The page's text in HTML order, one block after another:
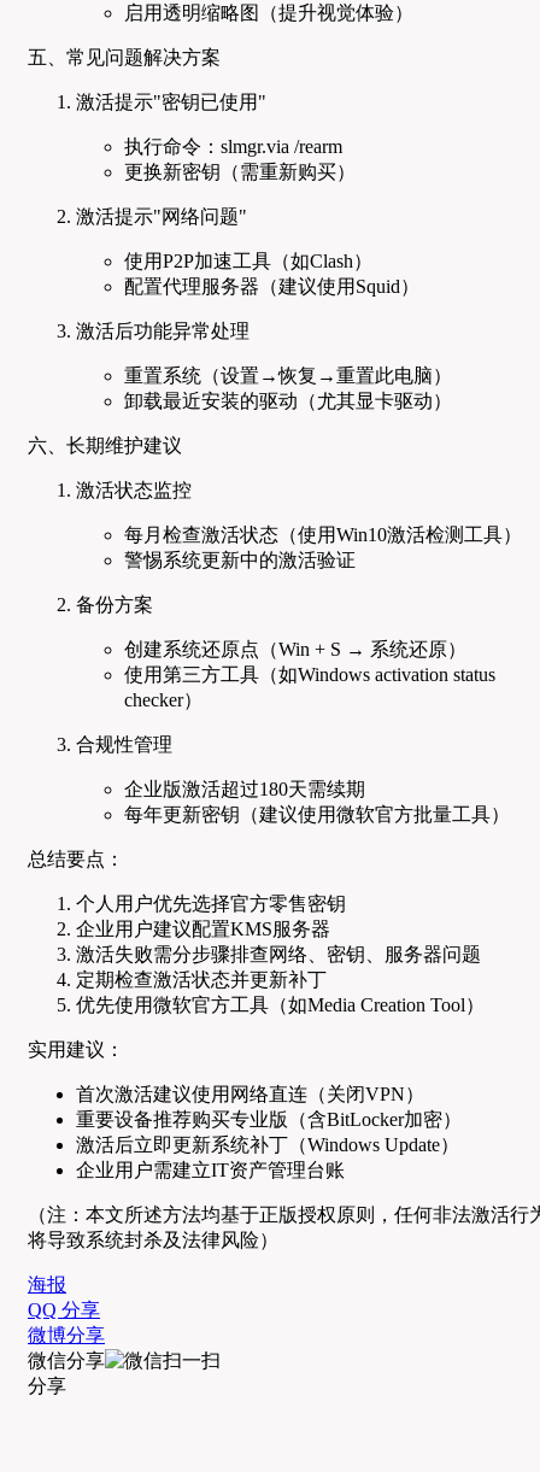
启用透明缩略图（提升视觉体验）
五、常见问题解决方案
激活提示"密钥已使用"
执行命令：slmgr.via /rearm
更换新密钥（需重新购买）
激活提示"网络问题"
使用P2P加速工具（如Clash）
配置代理服务器（建议使用Squid）
激活后功能异常处理
重置系统（设置→恢复→重置此电脑）
卸载最近安装的驱动（尤其显卡驱动）
六、长期维护建议
激活状态监控
每月检查激活状态（使用Win10激活检测工具）
警惕系统更新中的激活验证
备份方案
创建系统还原点（Win + S → 系统还原）
使用第三方工具（如Windows activation status
checker）
合规性管理
企业版激活超过180天需续期
每年更新密钥（建议使用微软官方批量工具）
总结要点：
个人用户优先选择官方零售密钥
企业用户建议配置KMS服务器
激活失败需分步骤排查网络、密钥、服务器问题
定期检查激活状态并更新补丁
优先使用微软官方工具（如Media Creation Tool）
实用建议：
首次激活建议使用网络直连（关闭VPN）
重要设备推荐购买专业版（含BitLocker加密）
激活后立即更新系统补丁（Windows Update）
企业用户需建立IT资产管理台账
（注：本文所述方法均基于正版授权原则，任何非法激活行
将导致系统封杀及法律风险）
海报
QQ 分享
微博分享
微信分享
分享